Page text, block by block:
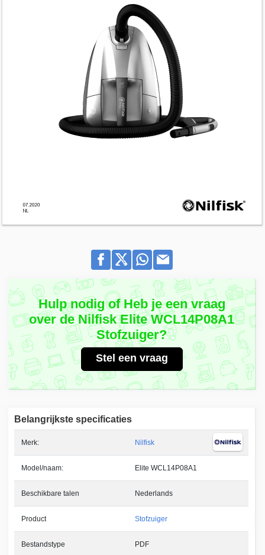
Hulp nodig of Heb je een vraag
over de Nilfisk Elite WCL14P08A1
Stofzuiger?
Stel een vraag
Belangrijkste specificaties
Merk: Nilfisk
Model/naam: Elite WCL14P08A1
Beschikbare talen Nederlands
Product Stofzuiger
Bestandstype PDF